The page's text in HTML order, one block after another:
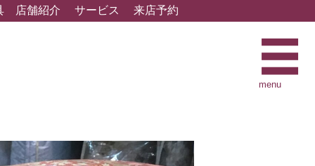
店舗紹介 サービス 来店予約
menu